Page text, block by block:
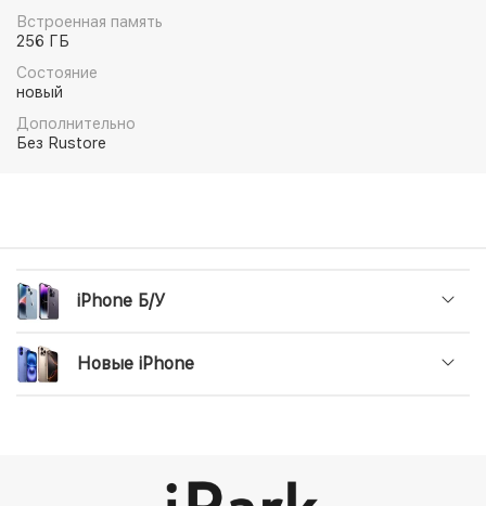
Встроенная память
256 ГБ
Состояние
новый
Дополнительно
Без Rustore
iPhone Б/У
Новые iPhone